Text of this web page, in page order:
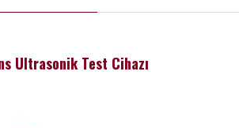
Ultrasonik Test Cihazı